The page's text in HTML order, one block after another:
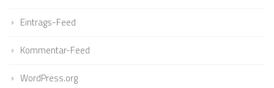
Eintrags-Feed
Kommentar-Feed
WordPress.org